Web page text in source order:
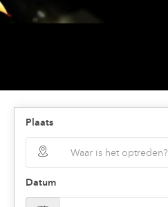
Plaats
Datum